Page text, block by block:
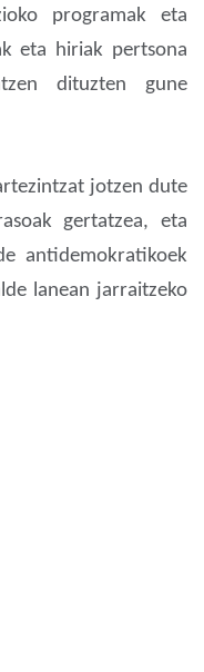
programak eta
eta hiriak pertsona
dituzten gune
jotzen dute
gertatzea, eta
antidemokratikoek
lanean jarraitzeko